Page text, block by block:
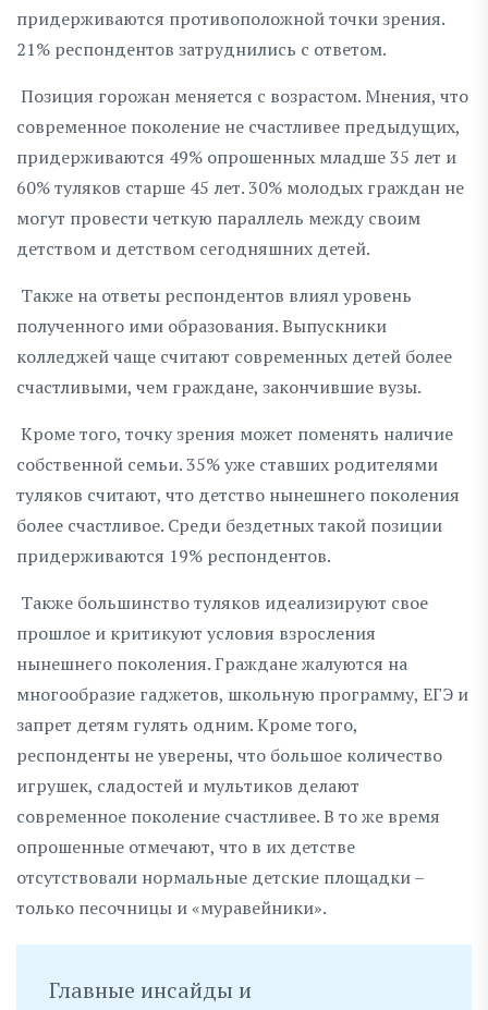
придерживаются противоположной точки зрения.
21% респондентов затруднились с ответом.
Позиция горожан меняется с возрастом. Мнения, что
современное поколение не счастливее предыдущих,
придерживаются 49% опрошенных младше 35 лет и
60% туляков старше 45 лет. 30% молодых граждан не
могут провести четкую параллель между своим
детством и детством сегодняшних детей.
Также на ответы респондентов влиял уровень
полученного ими образования. Выпускники
колледжей чаще считают современных детей более
счастливыми, чем граждане, закончившие вузы.
Кроме того, точку зрения может поменять наличие
собственной семьи. 35% уже ставших родителями
туляков считают, что детство нынешнего поколения
более счастливое. Среди бездетных такой позиции
придерживаются 19% респондентов.
Также большинство туляков идеализируют свое
прошлое и критикуют условия взросления
нынешнего поколения. Граждане жалуются на
многообразие гаджетов, школьную программу, ЕГЭ и
запрет детям гулять одним. Кроме того,
респонденты не уверены, что большое количество
игрушек, сладостей и мультиков делают
современное поколение счастливее. В то же время
опрошенные отмечают, что в их детстве
отсутствовали нормальные детские площадки –
только песочницы и «муравейники».
Главные инсайды и